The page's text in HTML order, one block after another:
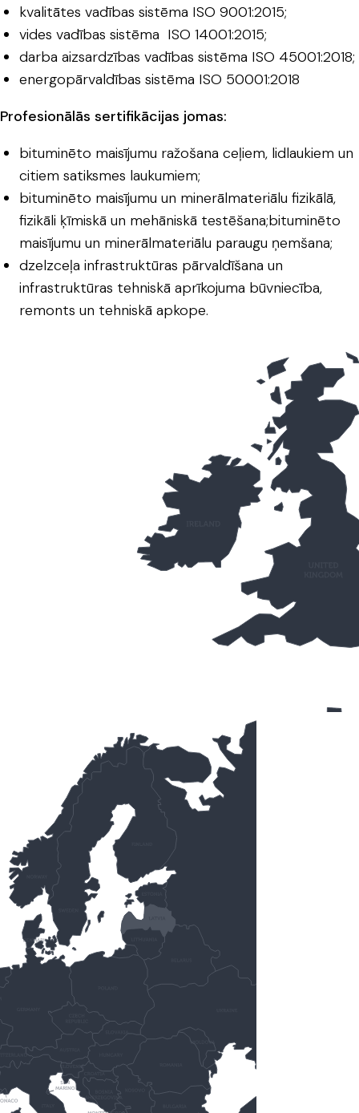
kvalitātes vadības sistēma ISO 9001:2015;
vides vadības sistēma ISO 14001:2015;
darba aizsardzības vadības sistēma ISO 45001:2018;
energopārvaldības sistēma ISO 50001:2018
Profesionālās sertifikācijas jomas:
bituminēto maisījumu ražošana ceļiem, lidlaukiem un
citiem satiksmes laukumiem;
bituminēto maisījumu un minerālmateriālu fizikālā,
fizikāli ķīmiskā un mehāniskā testēšana;bituminēto
maisījumu un minerālmateriālu paraugu ņemšana;
dzelzceļa infrastruktūras pārvaldīšana un
infrastruktūras tehniskā aprīkojuma būvniecība,
remonts un tehniskā apkope.